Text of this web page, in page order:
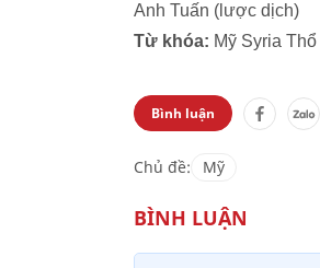
Anh Tuấn (lược dịch)
Từ khóa: Mỹ Syria
Bình luận
Chủ đề: Mỹ